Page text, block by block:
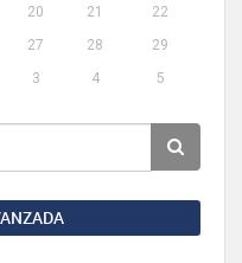
20 21
22
27 28
29
3 4 5